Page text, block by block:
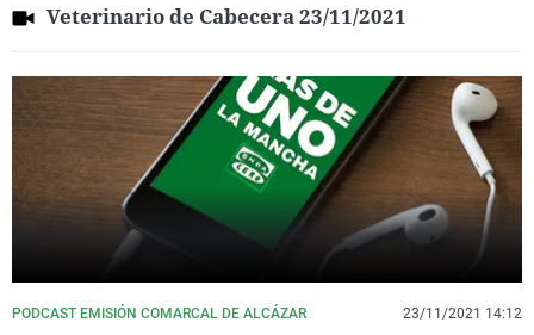
Veterinario de Cabecera 23/11/2021
PODCAST EMISIÓN COMARCAL DE ALCÁZAR 23/11/2021 14:12